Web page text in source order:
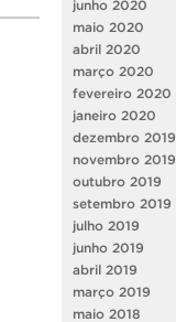
junho 2020
maio 2020
abril 2020
março 2020
fevereiro 2020
janeiro 2020
dezembro 2019
novembro 2019
outubro 2019
setembro 2019
julho 2019
junho 2019
abril 2019
março 2019
maio 2018